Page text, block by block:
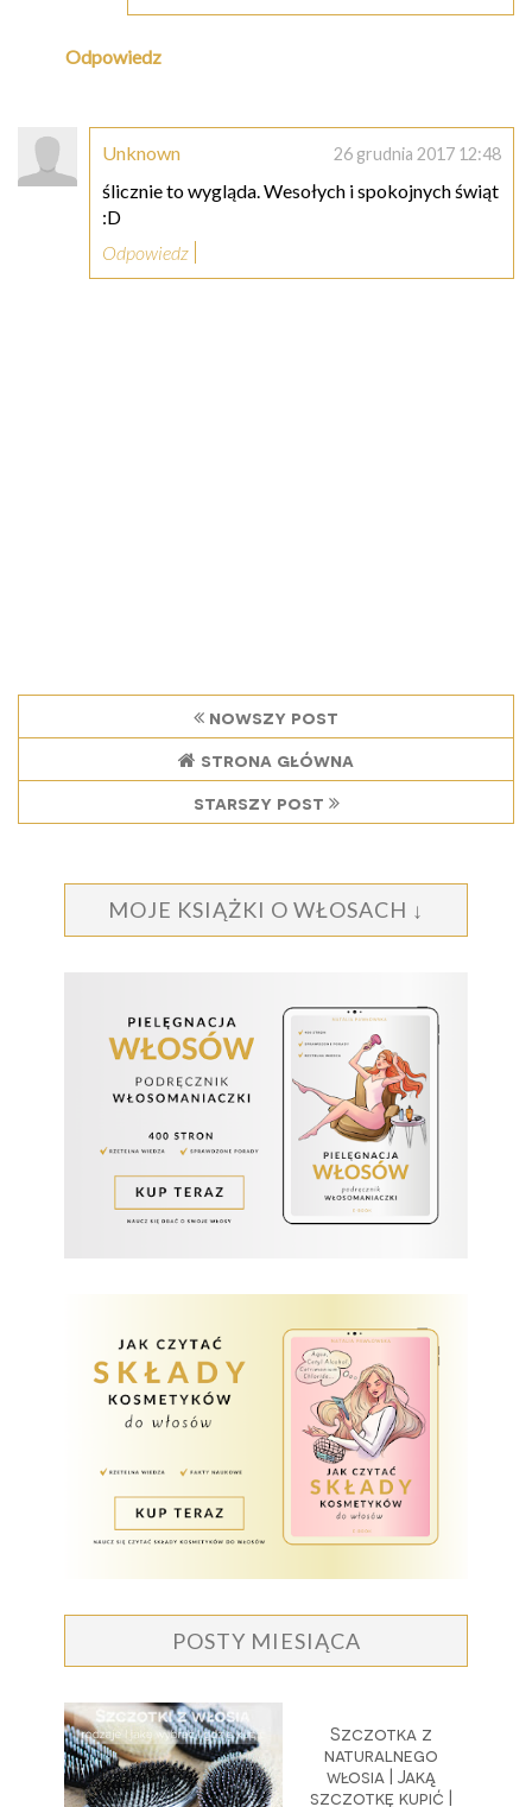
Odpowiedz
Unknown 26 grudnia 2017 12:48
ślicznie to wygląda. Wesołych i spokojnych świąt
:D
Odpowiedz
nowszy post
strona główna
starszy post
MOJE KSIĄŻKI O WŁOSACH ↓
POSTY MIESIĄCA
Szczotka z
naturalnego
włosia | Jaką
szczotkę kupić |